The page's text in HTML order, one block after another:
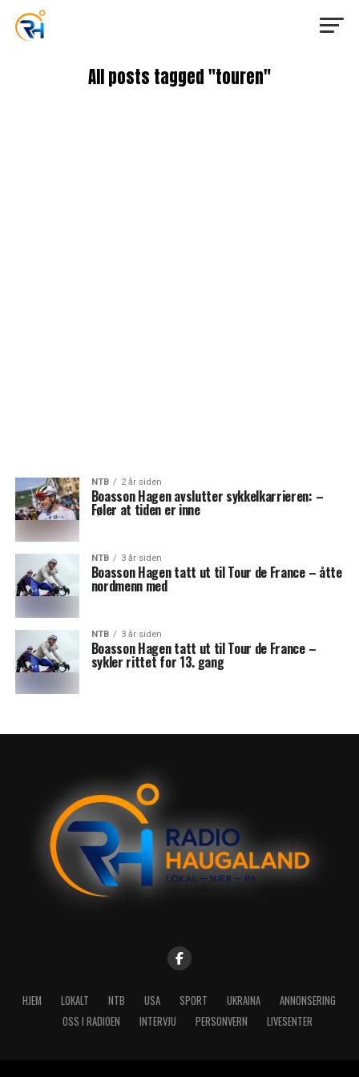
All posts tagged "touren"
NTB 2 år siden
Boasson Hagen avslutter sykkelkarrieren: –
Føler at tiden er inne
NTB 3 år siden
Boasson Hagen tatt ut til Tour de France – åtte
nordmenn med
NTB 3 år siden
Boasson Hagen tatt ut til Tour de France –
sykler rittet for 13. gang
HJEM LOKALT NTB USA SPORT UKRAINA
ANNONSERING
OSS I RADIOEN
INTERVJU PERSONVERN LIVESENTER